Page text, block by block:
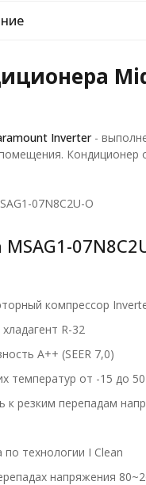
Inverter-
компрессор
R-32
A++ (SEER 7,0)
температур от -15 до 50
к резким перепадам
технологии I Clean
напряжения